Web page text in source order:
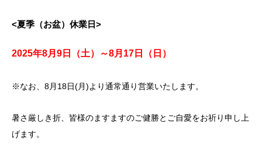
<夏季（お盆）休業日>
2025年8月9日（土）～8月17日（日）
※なお、8月18日(月)より通常通り営業いたします。
暑さ厳しき折、皆様のますますのご健勝とご自愛をお祈り申し上
げます。